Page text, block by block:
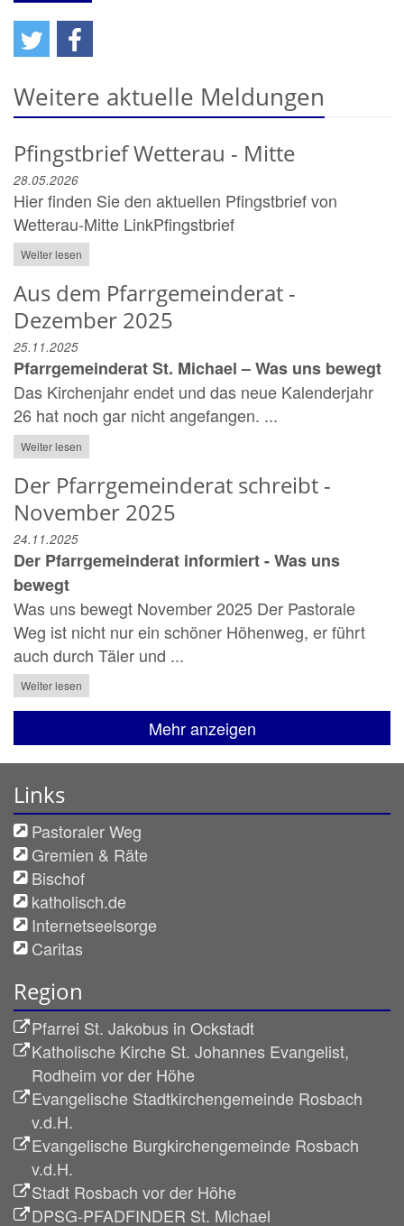
Weitere aktuelle Meldungen
Pfingstbrief Wetterau - Mitte
28.05.2026
Hier finden Sie den aktuellen Pfingstbrief von
Wetterau-Mitte LinkPfingstbrief
Weiter lesen
Aus dem Pfarrgemeinderat -
Dezember 2025
25.11.2025
Pfarrgemeinderat St. Michael – Was uns bewegt
Das Kirchenjahr endet und das neue Kalenderjahr
26 hat noch gar nicht angefangen. ...
Weiter lesen
Der Pfarrgemeinderat schreibt -
November 2025
24.11.2025
Der Pfarrgemeinderat informiert - Was uns
bewegt
Was uns bewegt November 2025 Der Pastorale
Weg ist nicht nur ein schöner Höhenweg, er führt
auch durch Täler und ...
Weiter lesen
Mehr anzeigen
Links
Pastoraler Weg
Gremien & Räte
Bischof
katholisch.de
Internetseelsorge
Caritas
Region
Pfarrei St. Jakobus in Ockstadt
Katholische Kirche St. Johannes Evangelist,
Rodheim vor der Höhe
Evangelische Stadtkirchengemeinde Rosbach
v.d.H.
Evangelische Burgkirchengemeinde Rosbach
v.d.H.
Stadt Rosbach vor der Höhe
DPSG-PFADFINDER St. Michael